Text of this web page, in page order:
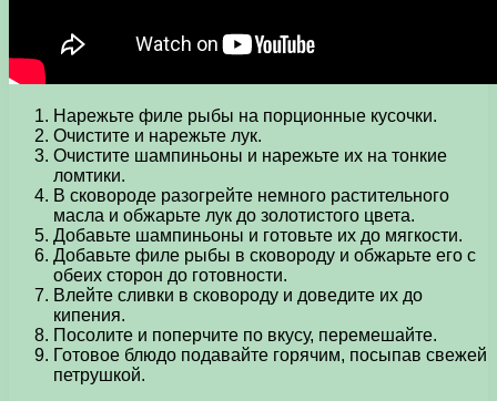
Нарежьте филе рыбы на порционные кусочки.
Очистите и нарежьте лук.
Очистите шампиньоны и нарежьте их на тонкие
ломтики.
В сковороде разогрейте немного растительного
масла и обжарьте лук до золотистого цвета.
Добавьте шампиньоны и готовьте их до мягкости.
Добавьте филе рыбы в сковороду и обжарьте его с
обеих сторон до готовности.
Влейте сливки в сковороду и доведите их до
кипения.
Посолите и поперчите по вкусу, перемешайте.
Готовое блюдо подавайте горячим, посыпав свежей
петрушкой.